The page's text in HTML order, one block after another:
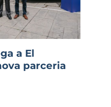
a El
parceria